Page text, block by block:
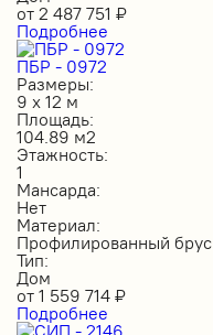
от 2 487 751 ₽
Подробнее
ПБР - 0972
Размеры:
9 х 12 м
Площадь:
104.89 м2
Этажность:
1
Мансарда:
Нет
Материал:
Профилированный брус
Тип:
Дом
от 1 559 714 ₽
Подробнее